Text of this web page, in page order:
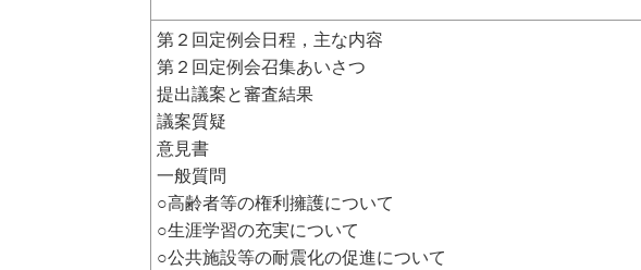
第２回定例会日程，主な内容
第２回定例会召集あいさつ
提出議案と審査結果
議案質疑
意見書
一般質問
○高齢者等の権利擁護について
○生涯学習の充実について
○公共施設等の耐震化の促進について